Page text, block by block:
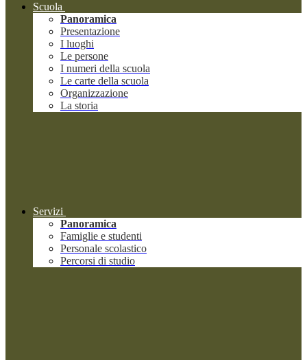
Scuola
Panoramica
Presentazione
I luoghi
Le persone
I numeri della scuola
Le carte della scuola
Organizzazione
La storia
Servizi
Panoramica
Famiglie e studenti
Personale scolastico
Percorsi di studio